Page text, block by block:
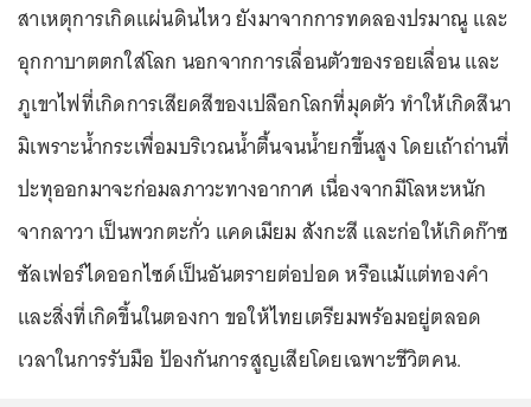
สาเหตุการเกิดแผ่นดินไหว ยังมาจากการทดลองปรมาณู และ
อุกกาบาตตกใส่โลก นอกจากการเลื่อนตัวของรอยเลื่อน และ
ภูเขาไฟที่เกิดการเสียดสีของเปลือกโลกที่มุดตัว ทำให้เกิดสึนา
มิเพราะน้ำกระเพื่อมบริเวณน้ำตื้นจนน้ำยกขึ้นสูง โดยเถ้าถ่านที่
ปะทุออกมาจะก่อมลภาวะทางอากาศ เนื่องจากมีโลหะหนัก
จากลาวา เป็นพวกตะกั่ว แคดเมียม สังกะสี และก่อให้เกิดก๊าซ
ซัลเฟอร์ไดออกไซด์เป็นอันตรายต่อปอด หรือแม้แต่ทองคำ
และสิ่งที่เกิดขึ้นในตองกา ขอให้ไทยเตรียมพร้อมอยู่ตลอด
เวลาในการรับมือ ป้องกันการสูญเสียโดยเฉพาะชีวิตคน.